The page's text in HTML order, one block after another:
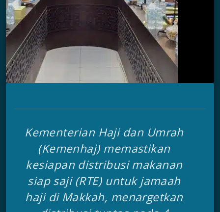
Kementerian Haji dan Umrah
(Kemenhaj) memastikan
kesiapan distribusi makanan
siap saji (RTE) untuk jamaah
haji di Makkah, menargetkan